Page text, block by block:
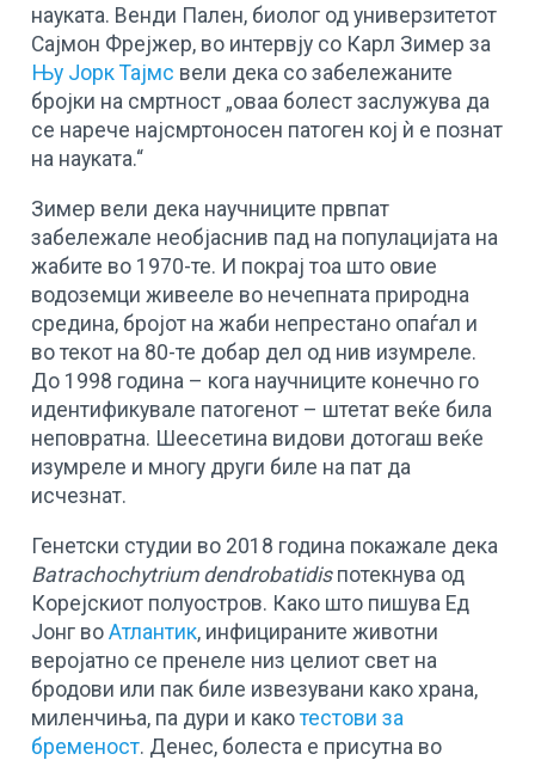
науката. Венди Пален, биолог од универзитетот
Сајмон Фрејжер, во интервју со Карл Зимер за
Њу Јорк Тајмс вели дека со забележаните
бројки на смртност „оваа болест заслужува да
се нарече најсмртоносен патоген кој ѝ е познат
на науката.“
Зимер вели дека научниците првпат
забележале необјаснив пад на популацијата на
жабите во 1970-те. И покрај тоа што овие
водоземци живееле во нечепната природна
средина, бројот на жаби непрестано опаѓал и
во текот на 80-те добар дел од нив изумреле.
До 1998 година – кога научниците конечно го
идентификувале патогенот – штетат веќе била
неповратна. Шеесетина видови дотогаш веќе
изумреле и многу други биле на пат да
исчезнат.
Генетски студии во 2018 година покажале дека
Batrachochytrium dendrobatidisпотекнува од
Корејскиот полуостров. Како што пишува Ед
Јонг воАтлантик, инфицираните животни
веројатно се пренеле низ целиот свет на
бродови или пак биле извезувани како храна,
миленчиња, па дури и какотестови за
бременост. Денес, болеста е присутна во